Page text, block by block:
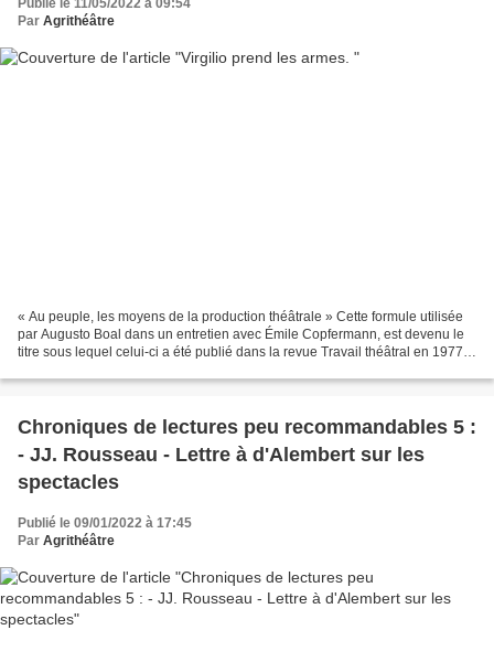
Publié le 11/05/2022 à 09:54
Par Agrithéâtre
« Au peuple, les moyens de la production théâtrale » Cette formule utilisée
par Augusto Boal dans un entretien avec Émile Copfermann, est devenu le
titre sous lequel celui-ci a été publié dans la revue Travail théâtral en 1977
Chroniques de lectures peu recommandables 5 :
- JJ. Rousseau - Lettre à d'Alembert sur les
spectacles
Publié le 09/01/2022 à 17:45
Par Agrithéâtre